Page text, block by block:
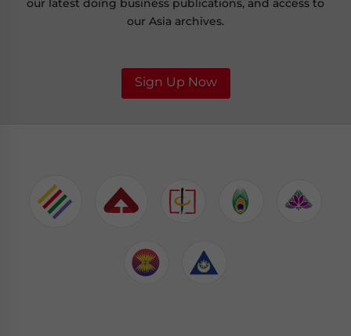
our latest doing business publications, and access to
our Asia archives.
Sign Up Now